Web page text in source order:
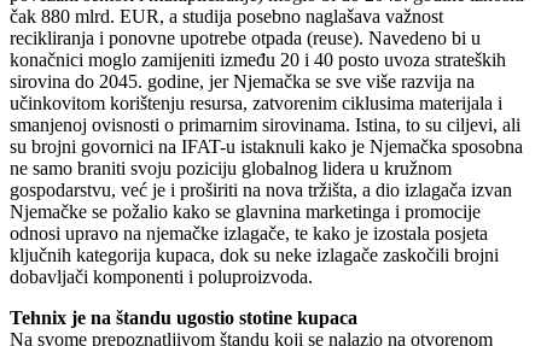
čak 880 mlrd. EUR, a studija posebno naglašava važnost
recikliranja i ponovne upotrebe otpada (reuse). Navedeno bi u
konačnici moglo zamijeniti između 20 i 40 posto uvoza strateških
sirovina do 2045. godine, jer Njemačka se sve više razvija na
učinkovitom korištenju resursa, zatvorenim ciklusima materijala i
smanjenoj ovisnosti o primarnim sirovinama. Istina, to su ciljevi, ali
su brojni govornici na IFAT-u istaknuli kako je Njemačka sposobna
ne samo braniti svoju poziciju globalnog lidera u kružnom
gospodarstvu, već je i proširiti na nova tržišta, a dio izlagača izvan
Njemačke se požalio kako se glavnina marketinga i promocije
odnosi upravo na njemačke izlagače, te kako je izostala posjeta
ključnih kategorija kupaca, dok su neke izlagače zaskočili brojni
dobavljači komponenti i poluproizvoda.
Tehnix je na štandu ugostio stotine kupaca
Na svome prepoznatljivom štandu koji se nalazio na otvorenom